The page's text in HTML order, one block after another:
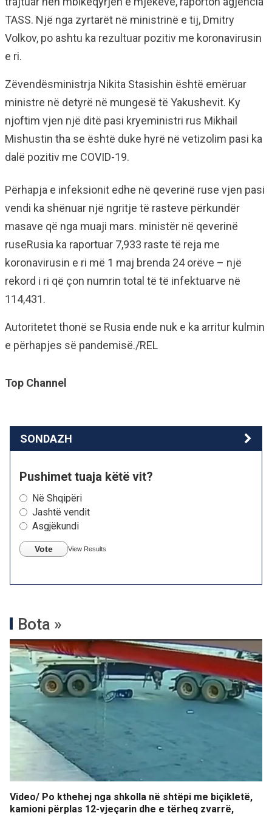
TASS. Një nga zyrtarët në ministrinë e tij, Dmitry
Volkov, po ashtu ka rezultuar pozitiv me koronavirusin
e ri.
Zëvendësministrja Nikita Stasishin është emëruar
ministre në detyrë në mungesë të Yakushevit. Ky
njoftim vjen një ditë pasi kryeministri rus Mikhail
Mishustin tha se është duke hyrë në vetizolim pasi ka
dalë pozitiv me COVID-19.
Përhapja e infeksionit edhe në qeverinë ruse vjen pasi
vendi ka shënuar një ngritje të rasteve përkundër
masave që nga muaji mars. ministër në qeverinë
ruseRusia ka raportuar 7,933 raste të reja me
koronavirusin e ri më 1 maj brenda 24 orëve – një
rekord i ri që çon numrin total të të infektuarve në
114,431.
Autoritetet thonë se Rusia ende nuk e ka arritur kulmin
e përhapjes së pandemisë./REL
Top Channel
SONDAZH
Pushimet tuaja këtë vit?
Në Shqipëri
Jashtë vendit
Asgjëkundi
Vote View Results
Bota »
Video/ Po kthehej nga shkolla në shtëpi me biçikletë,
kamioni përplas 12-vjeçarin dhe e tërheq zvarrë,